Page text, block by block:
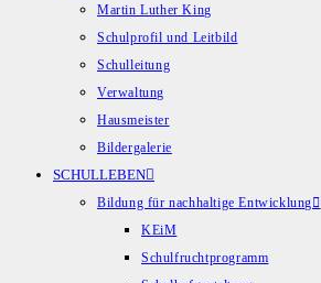
Martin Luther King
Schulprofil und Leitbild
Schulleitung
Verwaltung
Hausmeister
Bildergalerie
SCHULLEBEN
Bildung für nachhaltige Entwicklung
KEiM
Schulfruchtprogramm